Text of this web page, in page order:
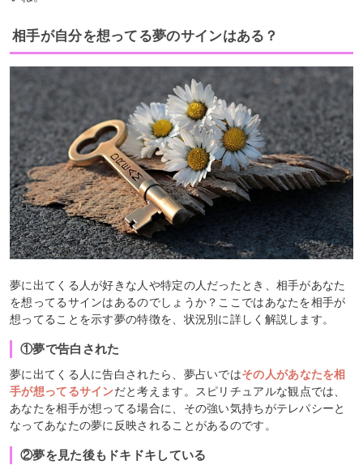
相手が自分を想ってる夢のサインはある？
夢に出てくる人が好きな人や特定の人だったとき、相手があなた
を想ってるサインはあるのでしょうか？ここではあなたを相手が
想ってることを示す夢の特徴を、状況別に詳しく解説します。
①夢で告白された
夢に出てくる人に告白されたら、夢占いではその人があなたを相
手が想ってるサインだと考えます。スピリチュアルな観点では、
あなたを相手が想ってる場合に、その強い気持ちがテレパシーと
なってあなたの夢に反映されることがあるのです。
②夢を見た後もドキドキしている